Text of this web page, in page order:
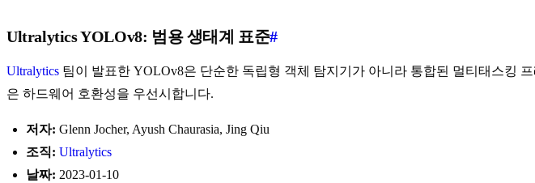
Ultralytics YOLOv8: 범용 생태계 표준#
Ultralytics 팀이 발표한 YOLOv8은 단순한 독립형 객체 탐지기가 아니라 통합된 멀티태스킹
은 하드웨어 호환성을 우선시합니다.
저자: Glenn Jocher, Ayush Chaurasia, Jing Qiu
조직: Ultralytics
날짜: 2023-01-10